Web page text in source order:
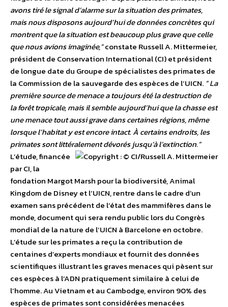
avons tiré le signal d’alarme sur la situation des primates,
mais nous disposons aujourd’hui de données concrètes qui
montrent que la situation est beaucoup plus grave que celle
que nous avions imaginée,”constate Russell A. Mittermeier,
président de Conservation International (CI) et président
de longue date du Groupe de spécialistes des primates de
la Commission de la sauvegarde des espèces de l’UICN. “ La
première source de menace a toujours été la destruction de
la forêt tropicale, mais il semble aujourd’hui que la chasse est
une menace tout aussi grave dans certaines régions, même
lorsque l’habitat y est encore intact. À certains endroits, les
primates sont littéralement dévorés jusqu’à l’extinction.”
L’étude, financée
par CI, la
fondation Margot Marsh pour la biodiversité, Animal
Kingdom de Disney et l’UICN, rentre dans le cadre d’un
examen sans précédent de l’état des mammifères dans le
monde, document qui sera rendu public lors du Congrès
mondial de la nature de l’UICN à Barcelone en octobre.
L’étude sur les primates a reçu la contribution de
centaines d’experts mondiaux et fournit des données
scientifiques illustrant les graves menaces qui pèsent sur
ces espèces à l’ADN pratiquement similaire à celui de
l’homme. Au Vietnam et au Cambodge, environ 90% des
espèces de primates sont considérées menacées